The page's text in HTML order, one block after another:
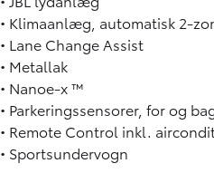
• Klimaanlæg, automatisk 2-
• Lane Change Assist
• Metallak
• Nanoe-x ™
• Parkeringssensorer, for og
• Remote Control inkl.
• Sportsundervogn